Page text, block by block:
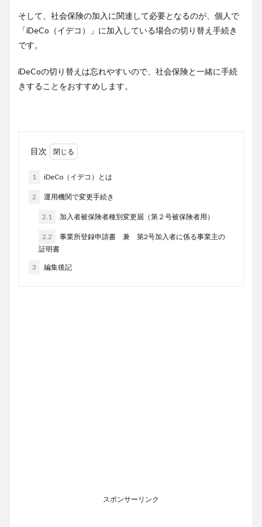
そして、社会保険の加入に関連して必要となるのが、個人で
「iDeCo（イデコ）」に加入している場合の切り替え手続き
です。
iDeCoの切り替えは忘れやすいので、社会保険と一緒に手続
きすることをおすすめします。
目次
1 iDeCo（イデコ）とは
2 運用機関で変更手続き
2.1 加入者被保険者種別変更届（第２号被保険者用）
2.2
事業所登録申請書 兼 第2号加入者に係る事業主の
証明書
3 編集後記
スポンサーリンク